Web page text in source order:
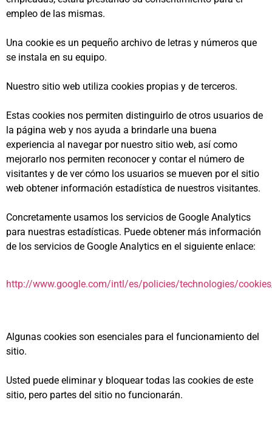
empleo de las mismas.
Una cookie es un pequeño archivo de letras y números que
se instala en su equipo.
Nuestro sitio web utiliza cookies propias y de terceros.
Estas cookies nos permiten distinguirlo de otros usuarios de
la página web y nos ayuda a brindarle una buena
experiencia al navegar por nuestro sitio web, así como
mejorarlo nos permiten reconocer y contar el número de
visitantes y de ver cómo los usuarios se mueven por el sitio
web obtener información estadística de nuestros visitantes.
Concretamente usamos los servicios de Google Analytics
para nuestras estadísticas. Puede obtener más información
de los servicios de Google Analytics en el siguiente enlace:
http://www.google.com/intl/es/policies/technologies/
Algunas cookies son esenciales para el funcionamiento del
sitio.
Usted puede eliminar y bloquear todas las cookies de este
sitio, pero partes del sitio no funcionarán.